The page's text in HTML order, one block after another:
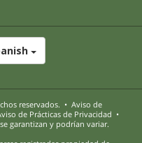
reservados. • Aviso de
de Prácticas de Privacidad •
garantizan y podrían variar.